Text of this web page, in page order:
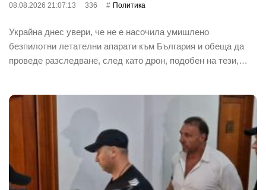
08.08.2026 21:07:13 336 Политика
Украйна днес увери, че не е насочила умишлено
безпилотни летателни апарати към България и обеща да
проведе разследване, след като дрон, подобен на тези,…